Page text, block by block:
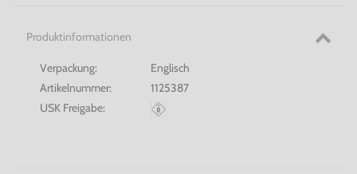
Produktinformationen
Verpackung:
Englisch
Artikelnummer:
1125387
USK Freigabe: